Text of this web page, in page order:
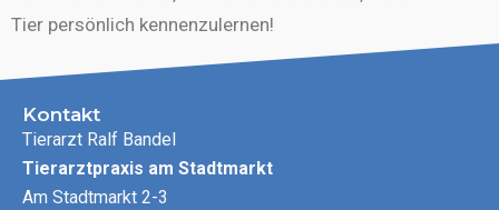
Tier persönlich kennenzulernen!
Kontakt
Tierarzt Ralf Bandel
Tierarztpraxis am Stadtmarkt
Am Stadtmarkt 2-3